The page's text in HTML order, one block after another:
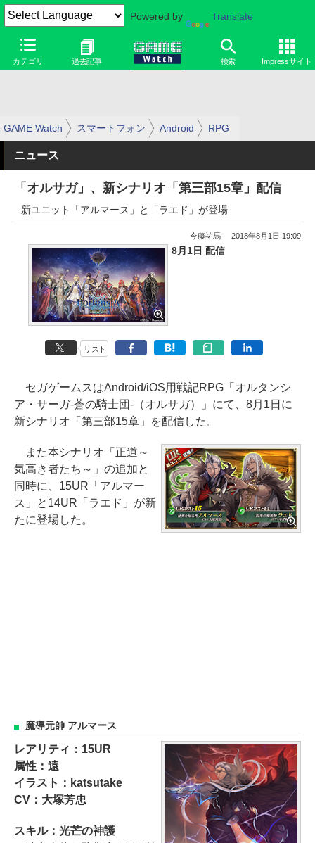
Powered by Translate
カテゴリ 過去記事 検索 Impressサイト
GAME Watch スマートフォン Android RPG
ニュース
「オルサガ」、新シナリオ「第三部15章」配信
新ユニット「アルマース」と「ラエド」が登場
今藤祐馬 2018年8月1日 19:09
8月1日 配信
リスト
セガゲームスはAndroid/iOS用戦記RPG「オルタンシ
ア・サーガ-蒼の騎士団-（オルサガ）」にて、8月1日に
新シナリオ「第三部15章」を配信した。
また本シナリオ「正道～
気高き者たち～」の追加と
同時に、15UR「アルマー
ス」と14UR「ラエド」が新
たに登場した。
魔導元帥 アルマース
レアリティ：15UR
属性：遠
イラスト：katsutake
CV：大塚芳忠
スキル：光芒の神護